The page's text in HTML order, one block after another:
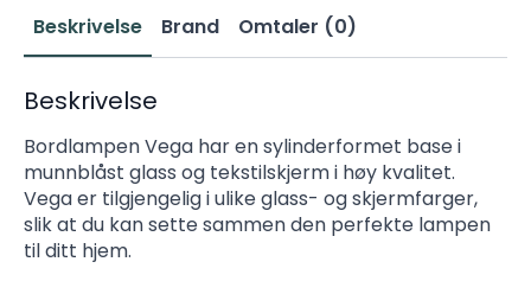
skjerm
antall
Beskrivelse Brand Omtaler (0)
Beskrivelse
Bordlampen Vega har en sylinderformet base i
munnblåst glass og tekstilskjerm i høy kvalitet.
Vega er tilgjengelig i ulike glass- og skjermfarger,
slik at du kan sette sammen den perfekte lampen
til ditt hjem.